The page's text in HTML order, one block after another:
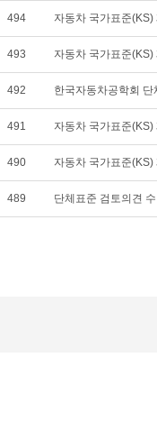
494 자동차 국가표준
493 자동차 국가표준
492 한국자동차공학회
491 자동차 국가표준
490 자동차 국가표준
489 단체표준 검토의견